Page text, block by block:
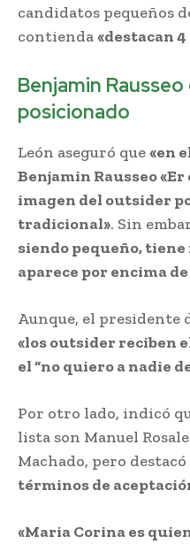
candidatos pequeños
contienda«destacan
Benjamin
posicionado
León aseguró que«en
Benjamin Rausseo «Er
imagen del outsider
tradicional». Sin
siendo pequeño, tiene
aparece por encima
Aunque, el presidente
«los outsider reciben
el “no quiero a nadie
Por otro lado, indicó
lista son Manuel
Machado, pero destacó
términos de
«Maria Corina es